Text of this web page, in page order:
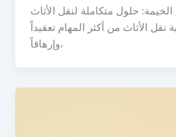
حلول متكاملة لنقل الأثاث
الأثاث من أكثر المهام تعقيداً
وإرهاقاً،